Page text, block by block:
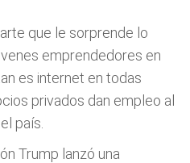
que le sorprende lo
emprendedores en
es internet en todas
privados dan empleo al
país.
Trump lanzó una